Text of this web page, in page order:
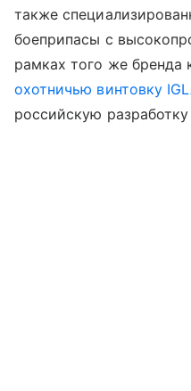
также
боеприпасы с
рамках того же бренда
охотничью винтовку
российскую